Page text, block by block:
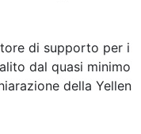
di supporto per i
dal quasi minimo
della Yellen